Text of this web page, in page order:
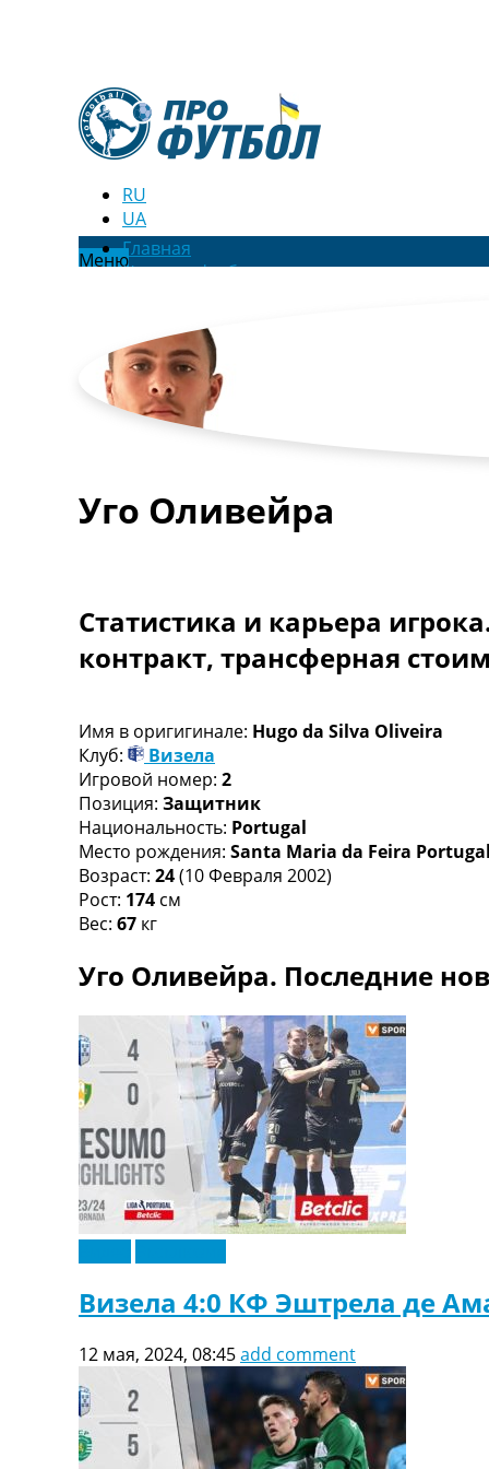
RU
UA
МенюГлавная
Новости футбола
Новости футбола Украины
Последние комментарии
Конкурс прогнозов
Логин
Рейтинги
Турниры
Чемпионат Мира
Англия. Премьер Лига
Испания. Ла Лига
Другие Турниры >>>
Таблицы групп Чемпионата Мира
Украина. Премьер-Лига
Украина. Первая Лига
Лига Чемпионов. Таблицы групп
Англия. Премьер-Лига
Испания. Ла Лига
Все таблицы >>>
Рейтинги
Рейтинг ФИФА
ТВ программа
RU
UA
Categories
Главная
Новости футбола
Видео
Трансферы
Новости футбола Украины
Последние комментарии
Конкурс прогнозов
Логин
Рейтинги
Правила
Коллективный прогноз
Турниры
Чемпионат Мира
Украина. Премьер-Лига
Уго Оливейра
Статистика и карьера
контракт, трансферная
Имя в оригигинале: Hugo da Silva Oliveira
Клуб:
Визела
Игровой номер: 2
Позиция: Защитник
Национальность: Portugal
Место рождения: Santa Maria da Feira Portugal
Возраст: 24(10 Февраля 2002)
Рост: 174 см
Вес: 67 кг
Уго Оливейра. Последние
Визела 4:0 КФ Эштрела де
12 мая, 2024, 08:45add comment